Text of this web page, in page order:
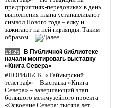
предприятиях-передовиках в день
выполнения плана устанавливают
символ Нового года – елку и
зажигают на ней гирлянды. Таким
образом…
13:25
В Публичной библиотеке
начали монтировать выставку
«Книга Севера»
#НОРИЛЬСК. «Таймырский
телеграф» – Выставка «Книга
Севера» – завершающий этап
большого межмузейного проекта
«Освоение Севера: тысяча лет